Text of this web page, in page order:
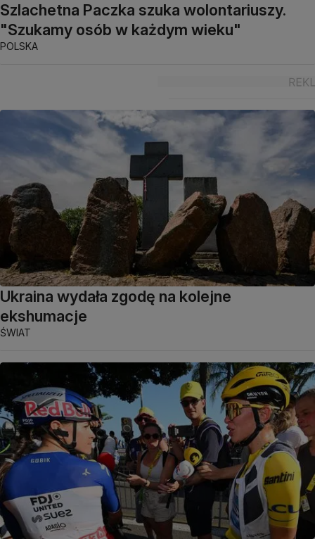
Szlachetna Paczka szuka wolontariuszy.
"Szukamy osób w każdym wieku"
POLSKA
Ukraina wydała zgodę na kolejne
ekshumacje
ŚWIAT